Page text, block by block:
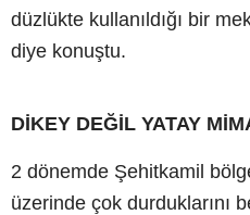
düzlükte kullanıldığı bir
diye konuştu.
DİKEY DEĞİL YATAY
2 dönemde Şehitkamil
üzerinde çok durduklarını